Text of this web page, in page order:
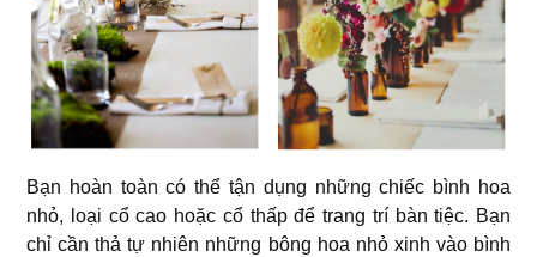
Bạn hoàn toàn có thể tận dụng những chiếc bình hoa
nhỏ, loại cổ cao hoặc cổ thấp để trang trí bàn tiệc. Bạn
chỉ cần thả tự nhiên những bông hoa nhỏ xinh vào bình